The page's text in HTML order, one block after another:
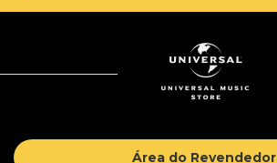
Área do Revendedor